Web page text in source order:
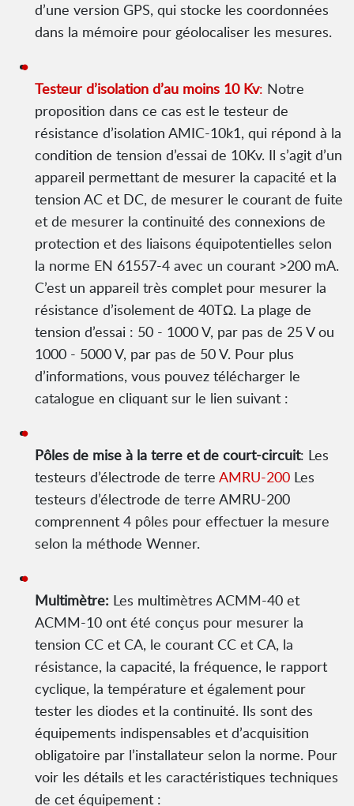
d’une version GPS, qui stocke les coordonnées
dans la mémoire pour géolocaliser les mesures.
Testeur d’isolation d’au moins 10 Kv: Notre
proposition dans ce cas est le testeur de
résistance d’isolation AMIC-10k1, qui répond à la
condition de tension d’essai de 10Kv. Il s’agit d’un
appareil permettant de mesurer la capacité et la
tension AC et DC, de mesurer le courant de fuite
et de mesurer la continuité des connexions de
protection et des liaisons équipotentielles selon
la norme EN 61557-4 avec un courant >200 mA.
C’est un appareil très complet pour mesurer la
résistance d’isolement de 40TΩ. La plage de
tension d’essai : 50 - 1000 V, par pas de 25 V ou
1000 - 5000 V, par pas de 50 V. Pour plus
d’informations, vous pouvez télécharger le
catalogue en cliquant sur le lien suivant :
Pôles de mise à la terre et de court-circuit: Les
testeurs d’électrode de terre AMRU-200 Les
testeurs d’électrode de terre AMRU-200
comprennent 4 pôles pour effectuer la mesure
selon la méthode Wenner.
Multimètre: Les multimètres ACMM-40 et
ACMM-10 ont été conçus pour mesurer la
tension CC et CA, le courant CC et CA, la
résistance, la capacité, la fréquence, le rapport
cyclique, la température et également pour
tester les diodes et la continuité. Ils sont des
équipements indispensables et d’acquisition
obligatoire par l’installateur selon la norme. Pour
voir les détails et les caractéristiques techniques
de cet équipement :